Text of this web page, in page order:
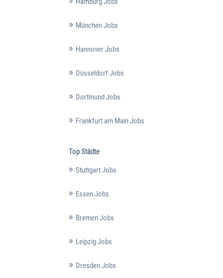
München Jobs
Hannover Jobs
Düsseldorf Jobs
Dortmund Jobs
Frankfurt am Main Jobs
Top Städte
Stuttgart Jobs
Essen Jobs
Bremen Jobs
Leipzig Jobs
Dresden Jobs